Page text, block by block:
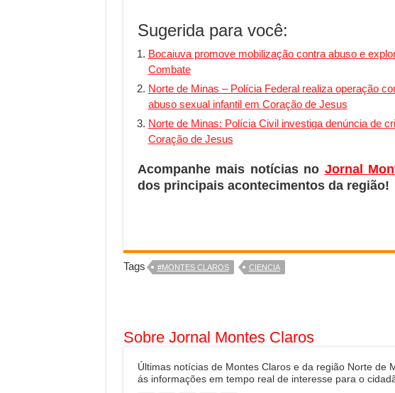
Sugerida para você:
Bocaiuva promove mobilização contra abuso e
Combate
Norte de Minas – Polícia Federal realiza operação
abuso sexual infantil em Coração de Jesus
Norte de Minas: Polícia Civil investiga denúncia de
Coração de Jesus
Acompanhe mais notícias no Jornal
dos principais acontecimentos da região!
Tags #MONTES CLAROS CIENCIA
Sobre Jornal Montes Claros
Últimas notícias de Montes Claros e da região Norte de
ás informações em tempo real de interesse para o